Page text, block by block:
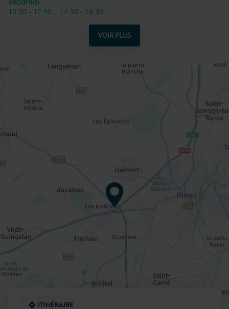
d'ouverture
10:00 - 12:30 14:30 - 18:30
VOIR PLUS
ET
LES
DU
POINT
SPAS
DINAN
ITINÉRAIRE